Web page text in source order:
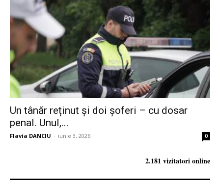
Un tânăr reținut și doi șoferi – cu dosar
penal. Unul,...
Flavia DANCIU - iunie 3, 2026 0
2.181 vizitatori online